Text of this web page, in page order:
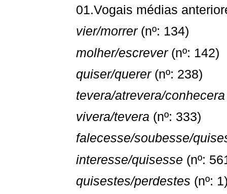
01.Vogais médias
vier/morrer(nº: 134)
molher/escrever(nº: 142)
quiser/querer(nº: 238)
tevera/atrevera/conhecera
vivera/tevera (nº: 333)
falecesse/soubesse/
interesse/quisesse (nº:
quisestes/perdestes (nº: